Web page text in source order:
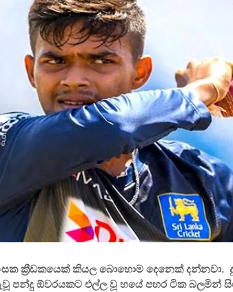
ක්‍රීඩකයෙක් කියල බොහොම දෙනෙක් දන්නවා.
පන්දු ඕවරයකට එල්ල වූ හයේ පහර ටික බලමින්